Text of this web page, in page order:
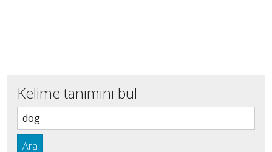
Kelime tanımını bul
Ara